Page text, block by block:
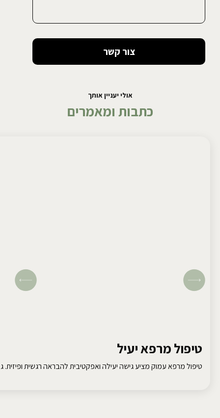
צור קשר
אולי יעניין אותך
כתבות ומאמרים
טיפול מרפא יעיל
טיפול מרפא עמוק מציע גישה יעילה ואפקטיבית להבראה רגשית ופיזית.